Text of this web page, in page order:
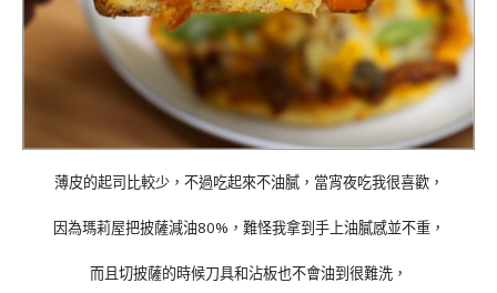
薄皮的起司比較少，不過吃起來不油膩，當宵夜吃我很喜歡，
因為瑪莉屋把披薩減油80%，難怪我拿到手上油膩感並不重，
而且切披薩的時候刀具和沾板也不會油到很難洗，